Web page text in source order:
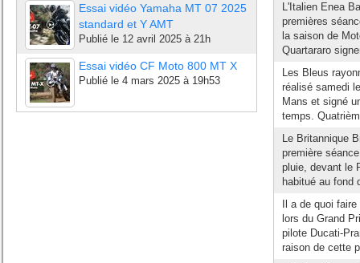
Essai vidéo Yamaha MT 07 2025
standard et Y AMT
Publié le 12 avril 2025 à 21h
Essai vidéo CF Moto 800 MT X
Publié le 4 mars 2025 à 19h53
L'Italien Enea
premières
la saison de
Quartararo
Les Bleus
réalisé samedi
Mans et signé
temps.
Le Britannique
première
pluie, devant le
habitué au fond
Il a de quoi
lors du Grand
pilote Ducati-
raison de cette